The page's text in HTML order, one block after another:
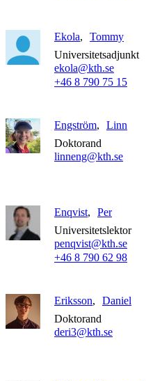
Ekola
Tommy
Universitetsadjunkt
ekola@kth.se
+46 8 790 75 15
Engström
Linn
Doktorand
linneng@kth.se
Enqvist
Per
Universitetslektor
penqvist@kth.se
+46 8 790 62 98
Eriksson
Daniel
Doktorand
deri3@kth.se